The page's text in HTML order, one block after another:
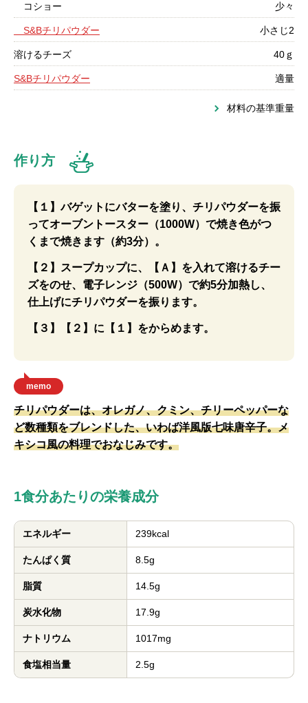
コショー 少々
S&Bチリパウダー 小さじ2
溶けるチーズ 40ｇ
S&Bチリパウダー 適量
材料の基準重量
作り方
【１】バゲットにバターを塗り、チリパウダーを振
ってオーブントースター（1000W）で焼き色がつ
くまで焼きます（約3分）。
【２】スープカップに、【Ａ】を入れて溶けるチー
ズをのせ、電子レンジ（500W）で約5分加熱し、
仕上げにチリパウダーを振ります。
【３】【２】に【１】をからめます。
memo
チリパウダーは、オレガノ、クミン、チリーペッパーな
ど数種類をブレンドした、いわば洋風版七味唐辛子。メ
キシコ風の料理でおなじみです。
1食分あたりの栄養成分
エネルギー 239kcal
たんぱく質 8.5g
脂質 14.5g
炭水化物 17.9g
ナトリウム 1017mg
食塩相当量 2.5g